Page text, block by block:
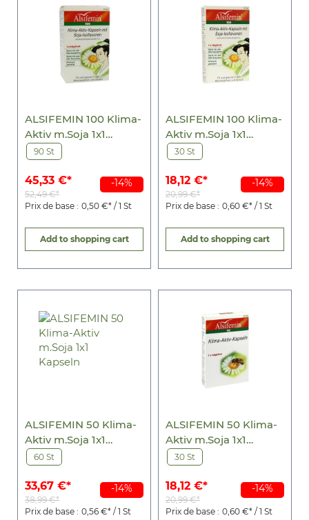
-14%
ALSIFEMIN 100 Klima-
Aktiv m.Soja 1x1
Kapseln
90 St
45,33 €*
52,49 €*
Prix de base : 0,50 €* / 1 St
Add to shopping cart
-14%
ALSIFEMIN 100 Klima-
Aktiv m.Soja 1x1
Kapseln
30 St
18,12 €*
20,99 €*
Prix de base : 0,60 €* / 1 St
Add to shopping cart
-14%
ALSIFEMIN 50 Klima-
Aktiv m.Soja 1x1
Kapseln
60 St
33,67 €*
38,99 €*
Prix de base : 0,56 €* / 1 St
-14%
ALSIFEMIN 50 Klima-
Aktiv m.Soja 1x1
Kapseln
30 St
18,12 €*
20,99 €*
Prix de base : 0,60 €* / 1 St